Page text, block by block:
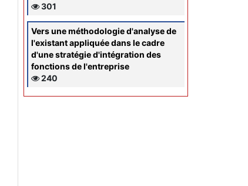
301
Vers une méthodologie d'analyse de
l'existant appliquée dans le cadre
d'une stratégie d'intégration des
fonctions de l'entreprise
240